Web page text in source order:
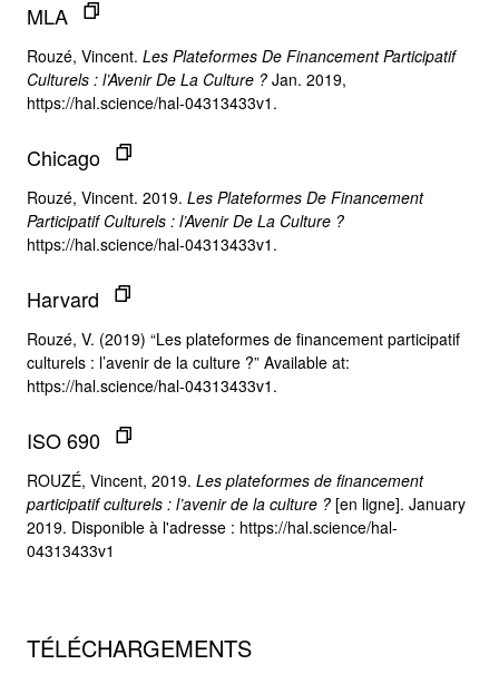
MLA
Rouzé, Vincent. Les Plateformes De Financement Participatif
Culturels : l’Avenir De La Culture ? Jan. 2019,
https://hal.science/hal-04313433v1.
Chicago
Rouzé, Vincent. 2019. Les Plateformes De Financement
Participatif Culturels : l’Avenir De La Culture ?
https://hal.science/hal-04313433v1.
Harvard
Rouzé, V. (2019) “Les plateformes de financement participatif
culturels : l’avenir de la culture ?” Available at:
https://hal.science/hal-04313433v1.
ISO 690
ROUZÉ, Vincent, 2019. Les plateformes de financement
participatif culturels : l’avenir de la culture ? [en ligne]. January
2019. Disponible à l'adresse : https://hal.science/hal-
04313433v1
TÉLÉCHARGEMENTS